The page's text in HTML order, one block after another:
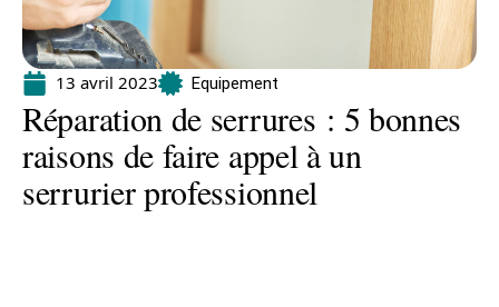
13 avril 2023 Equipement
Réparation de serrures : 5 bonnes
raisons de faire appel à un
serrurier professionnel